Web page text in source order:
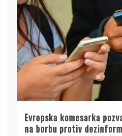
Evropska komesarka
na borbu protiv